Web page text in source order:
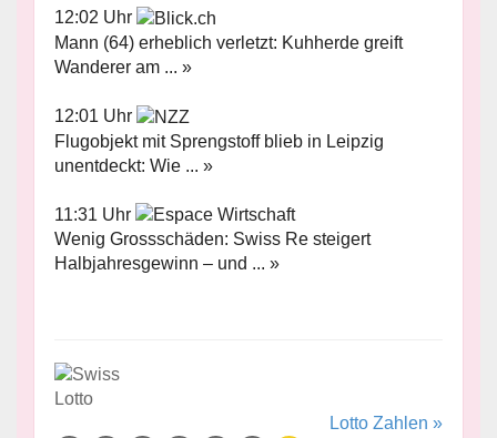
12:02 Uhr
Mann (64) erheblich verletzt: Kuhherde greift
Wanderer am ... »
12:01 Uhr
Flugobjekt mit Sprengstoff blieb in Leipzig
unentdeckt: Wie ... »
11:31 Uhr
Wenig Grossschäden: Swiss Re steigert
Halbjahresgewinn – und ... »
Lotto Zahlen »